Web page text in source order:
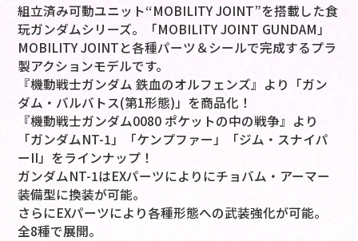
組立済み可動ユニット“MOBILITY JOINT”を搭載した食
玩ガンダムシリーズ。「MOBILITY JOINT GUNDAM」
MOBILITY JOINTと各種パーツ＆シールで完成するプラ
製アクションモデルです。
『機動戦士ガンダム 鉄血のオルフェンズ』より「ガン
ダム・バルバトス(第1形態)」を商品化！
『機動戦士ガンダム0080 ポケットの中の戦争』より
「ガンダムNT-1」「ケンプファー」「ジム・スナイパ
ーII」をラインナップ！
ガンダムNT-1はEXパーツによりにチョバム・アーマー
装備型に換装が可能。
さらにEXパーツにより各種形態への武装強化が可能。
全8種で展開。